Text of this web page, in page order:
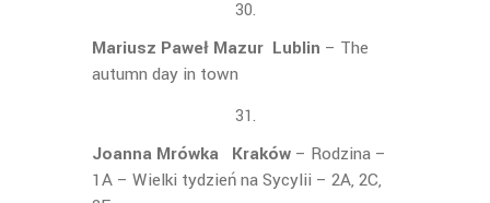
Mariusz Paweł Mazur Lublin – The
autumn day in town
Joanna Mrówka Kraków – Rodzina –
1A – Wielki tydzień na Sycylii – 2A, 2C,